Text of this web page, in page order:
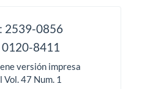
2539-0856
0120-8411
versión impresa
Vol. 47 Num. 1